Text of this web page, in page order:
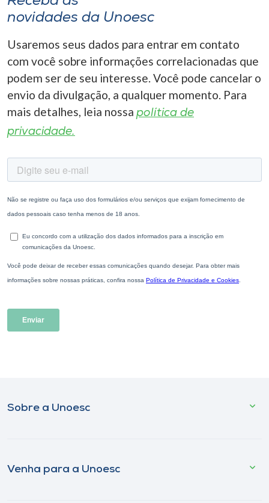
novidades da Unoesc
Usaremos seus dados para entrar em contato
com você sobre informações correlacionadas que
podem ser de seu interesse. Você pode cancelar o
envio da divulgação, a qualquer momento. Para
mais detalhes, leia nossa política de
privacidade.
Sobre a Unoesc
Venha para a Unoesc